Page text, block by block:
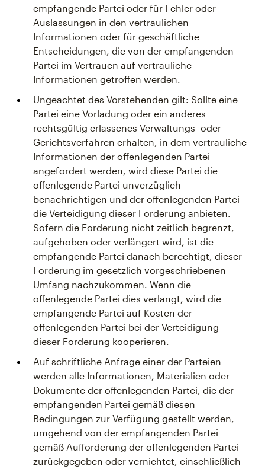
empfangende Partei oder für Fehler oder
Auslassungen in den vertraulichen
Informationen oder für geschäftliche
Entscheidungen, die von der empfangenden
Partei im Vertrauen auf vertrauliche
Informationen getroffen werden.
Ungeachtet des Vorstehenden gilt: Sollte eine
Partei eine Vorladung oder ein anderes
rechtsgültig erlassenes Verwaltungs- oder
Gerichtsverfahren erhalten, in dem vertrauliche
Informationen der offenlegenden Partei
angefordert werden, wird diese Partei die
offenlegende Partei unverzüglich
benachrichtigen und der offenlegenden Partei
die Verteidigung dieser Forderung anbieten.
Sofern die Forderung nicht zeitlich begrenzt,
aufgehoben oder verlängert wird, ist die
empfangende Partei danach berechtigt, dieser
Forderung im gesetzlich vorgeschriebenen
Umfang nachzukommen. Wenn die
offenlegende Partei dies verlangt, wird die
empfangende Partei auf Kosten der
offenlegenden Partei bei der Verteidigung
dieser Forderung kooperieren.
Auf schriftliche Anfrage einer der Parteien
werden alle Informationen, Materialien oder
Dokumente der offenlegenden Partei, die der
empfangenden Partei gemäß diesen
Bedingungen zur Verfügung gestellt werden,
umgehend von der empfangenden Partei
gemäß Aufforderung der offenlegenden Partei
zurückgegeben oder vernichtet, einschließlich